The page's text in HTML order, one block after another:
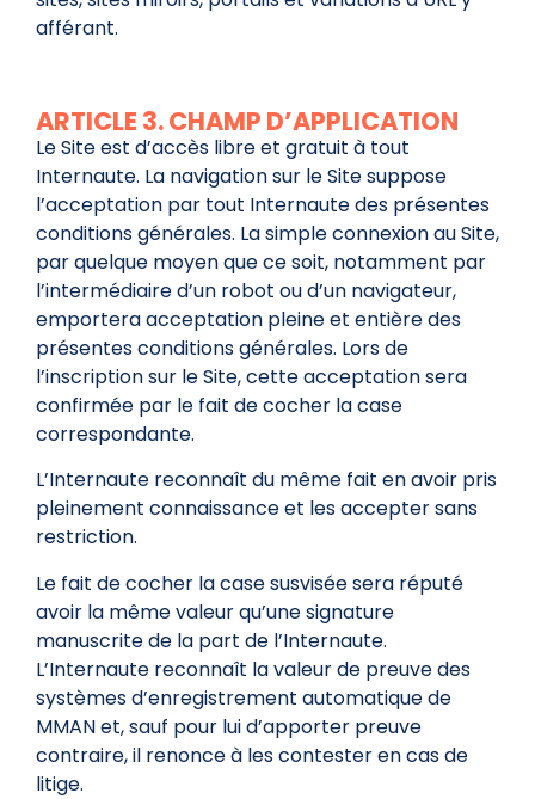
afférant.
ARTICLE 3. CHAMP D’APPLICATION
Le Site est d’accès libre et gratuit à tout
Internaute. La navigation sur le Site suppose
l’acceptation par tout Internaute des présentes
conditions générales. La simple connexion au Site,
par quelque moyen que ce soit, notamment par
l’intermédiaire d’un robot ou d’un navigateur,
emportera acceptation pleine et entière des
présentes conditions générales. Lors de
l’inscription sur le Site, cette acceptation sera
confirmée par le fait de cocher la case
correspondante.
L’Internaute reconnaît du même fait en avoir pris
pleinement connaissance et les accepter sans
restriction.
Le fait de cocher la case susvisée sera réputé
avoir la même valeur qu’une signature
manuscrite de la part de l’Internaute.
L’Internaute reconnaît la valeur de preuve des
systèmes d’enregistrement automatique de
MMAN et, sauf pour lui d’apporter preuve
contraire, il renonce à les contester en cas de
litige.